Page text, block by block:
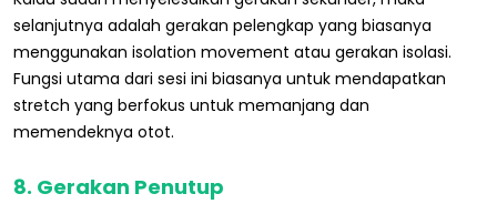
selanjutnya adalah gerakan pelengkap yang biasanya
menggunakan isolation movement atau gerakan isolasi.
Fungsi utama dari sesi ini biasanya untuk mendapatkan
stretch yang berfokus untuk memanjang dan
memendeknya otot.
8. Gerakan Penutup